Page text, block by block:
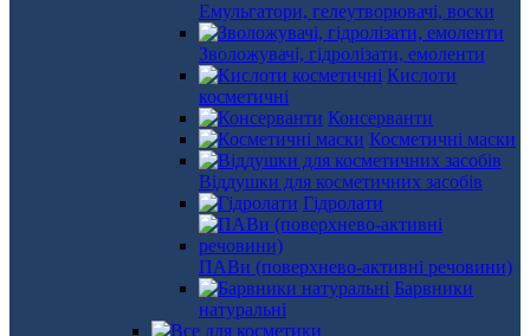
Емульгатори, гелеутворювачі, воски
Зволожувачі, гідролізати, емоленти
Кислоти
косметичні
Консерванти
Косметичні маски
Віддушки для косметичних засобів
Гідролати
ПАВи (поверхнево-активні речовини)
Барвники
натуральні